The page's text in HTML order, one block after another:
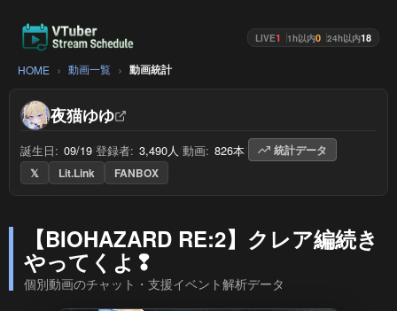
LIVE1 1h以内0 24h以内18
HOME 動画一覧 動画統計
夜猫ゆゆ
誕生日: 09/19 登録者: 3,490人 動画: 826本
統計データ
𝕏
Lit.Link FANBOX
【BIOHAZARD RE:2】クレア編続き
やってくよ❢
個別動画のチャット・支援イベント解析データ